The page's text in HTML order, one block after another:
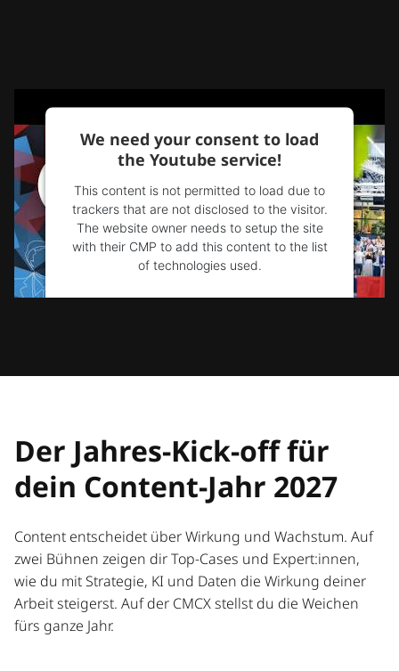
We need your consent to load
the Youtube service!
This content is not permitted to load due to
trackers that are not disclosed to the visitor.
The website owner needs to setup the site
with their CMP to add this content to the list
of technologies used.
Powered byUsercentrics Consent
Der Jahres-Kick-off für
dein Content-Jahr 2027
Content entscheidet über Wirkung und Wachstum. Auf
zwei Bühnen zeigen dir Top-Cases und Expert:innen,
wie du mit Strategie, KI und Daten die Wirkung deiner
Arbeit steigerst. Auf der CMCX stellst du die Weichen
fürs ganze Jahr.